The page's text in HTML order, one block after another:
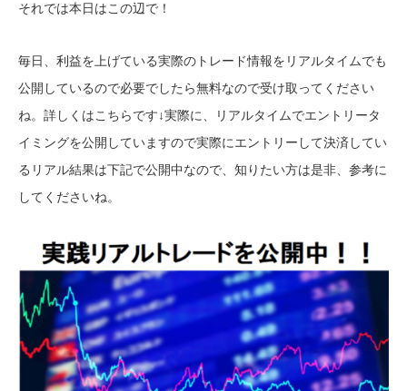
それでは本日はこの辺で！
毎日、利益を上げている実際のトレード情報をリアルタイムでも
公開しているので必要でしたら無料なので受け取ってください
ね。詳しくはこちらです↓実際に、リアルタイムでエントリータ
イミングを公開していますので実際にエントリーして決済してい
るリアル結果は下記で公開中なので、知りたい方は是非、参考に
してくださいね。